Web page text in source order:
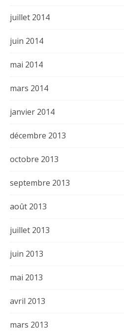
juillet 2014
juin 2014
mai 2014
mars 2014
janvier 2014
décembre 2013
octobre 2013
septembre 2013
août 2013
juillet 2013
juin 2013
mai 2013
avril 2013
mars 2013